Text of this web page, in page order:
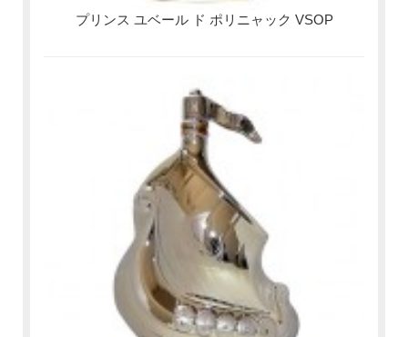
プリンス ユベール ド ポリニャック VSOP